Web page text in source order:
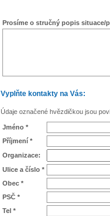
Prosíme o stručný popis situace/
Vyplňte kontakty na Vás:
Údaje označené hvězdičkou jsou
Jméno *
Příjmení *
Organizace:
Ulice a číslo *
Obec *
PSČ *
Tel *